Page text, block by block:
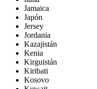
Jamaica
Japón
Jersey
Jordania
Kazajistán
Kenia
Kirguistán
Kiribati
Kosovo